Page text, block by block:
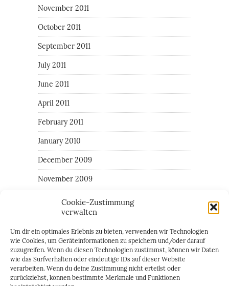
Cookie-Zustimmung
verwalten
Um dir ein optimales Erlebnis zu bieten, verwenden wir Technologien
wie Cookies, um Geräteinformationen zu speichern und/oder darauf
zuzugreifen. Wenn du diesen Technologien zustimmst, können wir Daten
wie das Surfverhalten oder eindeutige IDs auf dieser Website
verarbeiten. Wenn du deine Zustimmung nicht erteilst oder
zurückziehst, können bestimmte Merkmale und Funktionen
November 2011
October 2011
September 2011
July 2011
June 2011
April 2011
February 2011
January 2010
December 2009
November 2009
CATEGORIES
All around the the area of Giulia
Family
Random daily things